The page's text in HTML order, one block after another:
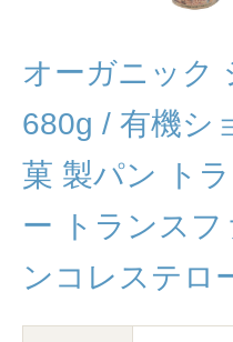
オーガニック
680g / 有機シ
菓 製パン ト
ー トランスフ
ンコレステロ